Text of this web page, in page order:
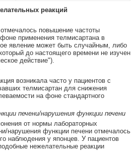
реакций
повышение частоты
применения телмисартана в
явление может быть случайным, либо
до настоящего времени не изучен
действие").
возникала часто у пациентов с
телмисартан для снижения
на фоне стандартного
печени/нарушения функции печени
от нормы лабораторных
нарушения функции печени отмечалось
наблюдения у японцев. У пациентов
нежелательные реакции